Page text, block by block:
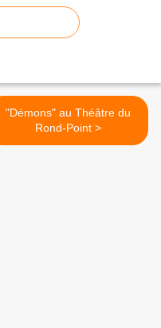
"Démons" au Théâtre du
Rond-Point >